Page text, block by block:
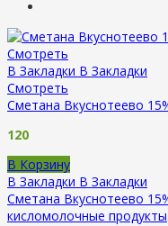
Смотреть
В Закладки В Закладки
Смотреть
Сметана Вкуснотеево
120
В Корзину
В Закладки В Закладки
Сметана Вкуснотеево
кисломолочные продукты